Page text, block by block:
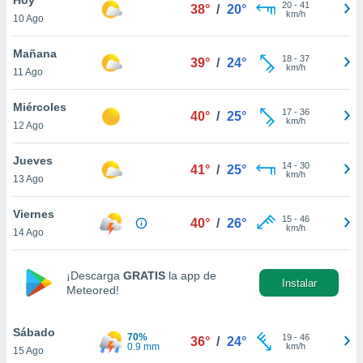
y
en
más
de
cookies
aceptar
10 Ago
38° / 20° 20- 41
km/h
Mañana
11 Ago
39° / 24° 18- 37
km/h
Miércoles
12 Ago
40° / 25° 17- 36
km/h
Jueves
13 Ago
41° / 25° 14- 30
km/h
Viernes
14 Ago
40° / 26° 15- 46
km/h
¡Descarga GRATIS la app de
Meteored!
Instalar
Sábado
15 Ago
70%
0.9 mm
36° / 24° 19- 46
km/h